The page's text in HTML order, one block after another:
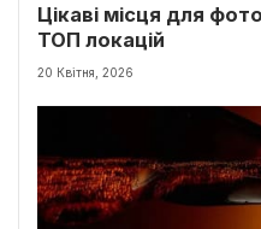
Цікаві місця для
ТОП локацій
20 Квітня, 2026